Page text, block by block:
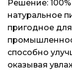
Решение:
натуральное
пригодное
способно
оказывая